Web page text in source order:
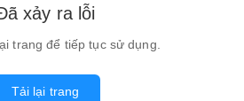
xảy ra lỗi
trang để tiếp tục sử dụng.
Tải lại trang